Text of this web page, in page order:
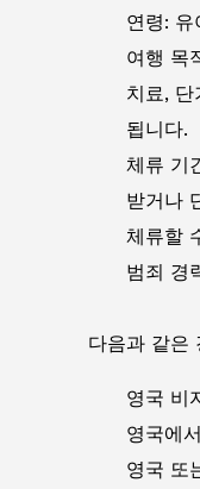
연령:
여행 목
치료,
됩니다.
체류 기
받거나
체류할
범죄 경
다음과 같은
영국 비
영국에
영국 또